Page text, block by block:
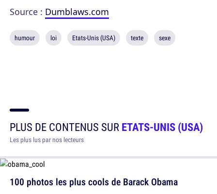
Source : Dumblaws.com
humour loi Etats-Unis (USA) texte sexe
PLUS DE CONTENUS SURETATS-UNIS (USA)
Les plus lus par nos lecteurs
100 photos les plus cools de Barack Obama